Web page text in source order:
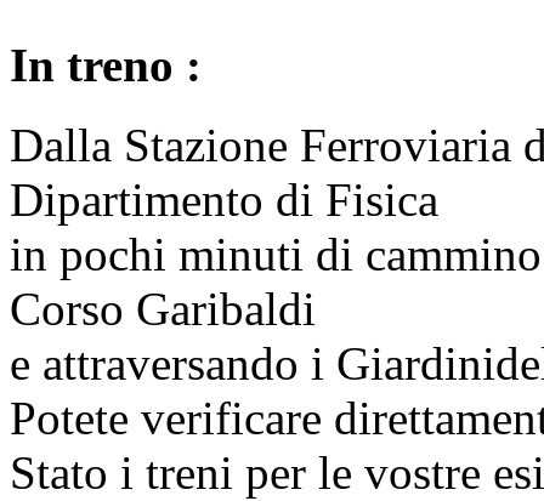
In treno :
Dalla Stazione Ferroviaria
Dipartimento di Fisica
in pochi minuti di
Corso Garibaldi
e attraversando i Giardini
Potete verificare
Stato i treni per le vostre